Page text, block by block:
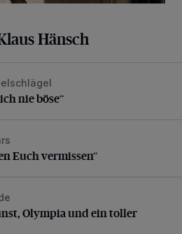
Hänsch
nie böse“
nie böse“
Euch vermissen“
Euch vermissen“
Olympia und ein toller Ausflug
Olympia und ein toller